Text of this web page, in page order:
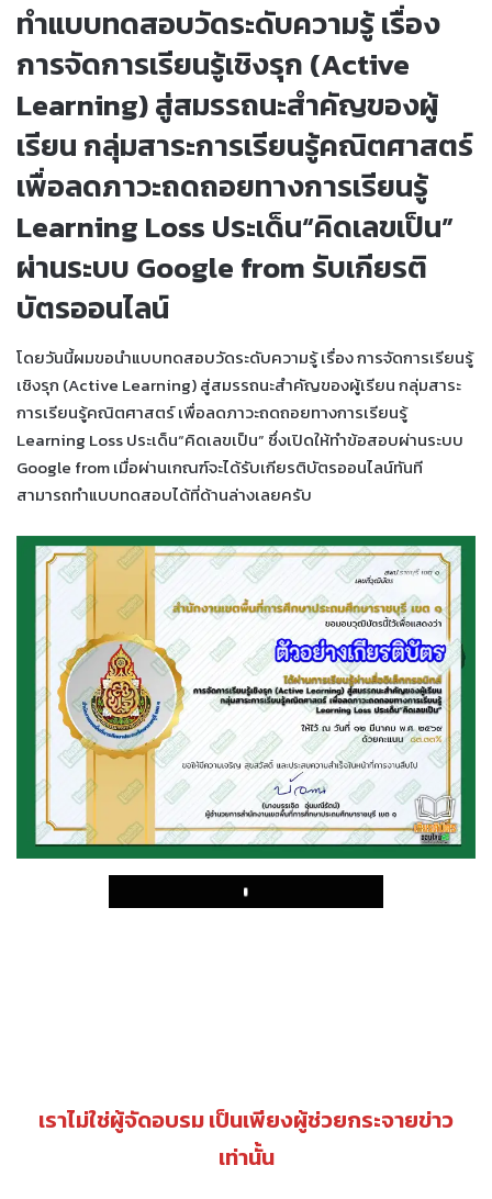
ทำแบบทดสอบวัดระดับความรู้ เรื่อง
การจัดการเรียนรู้เชิงรุก (Active
Learning) สู่สมรรถนะสำคัญของผู้
เรียน กลุ่มสาระการเรียนรู้คณิตศาสตร์
เพื่อลดภาวะถดถอยทางการเรียนรู้
Learning Loss ประเด็น“คิดเลขเป็น”
ผ่านระบบ Google from รับเกียรติ
บัตรออนไลน์
โดยวันนี้ผมขอนำแบบทดสอบวัดระดับความรู้ เรื่อง การจัดการเรียนรู้
เชิงรุก (Active Learning) สู่สมรรถนะสำคัญของผู้เรียน กลุ่มสาระ
การเรียนรู้คณิตศาสตร์ เพื่อลดภาวะถดถอยทางการเรียนรู้
Learning Loss ประเด็น“คิดเลขเป็น” ซึ่งเปิดให้ทำข้อสอบผ่านระบบ
Google from เมื่อผ่านเกณฑ์จะได้รับเกียรติบัตรออนไลน์ทันที
สามารถทำแบบทดสอบได้ที่ด้านล่างเลยครับ
Play
เราไม่ใช่ผู้จัดอบรม เป็นเพียงผู้ช่วยกระจายข่าว
เท่านั้น